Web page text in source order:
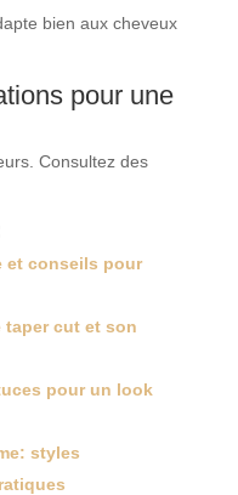
bien aux cheveux
pour une
Consultez des
et conseils pour
cut et son
pour un look
styles